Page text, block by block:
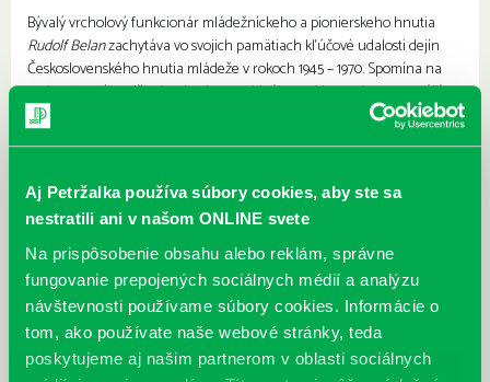
Aj Petržalka používa súbory cookies, aby ste sa
nestratili ani v našom ONLINE svete
Na prispôsobenie obsahu alebo reklám, správne
fungovanie prepojených sociálnych médií a analýzu
návštevnosti používame súbory cookies. Informácie o
tom, ako používate naše webové stránky, teda
poskytujeme aj našim partnerom v oblasti sociálnych
Bývalý vrcholový funkcionár mládežníckeho a pionierskeho hnutia
Rudolf Belanzachytáva vo svojich pamätiach kľúčové udalosti dejín
Československého hnutia mládeže v rokoch 1945 – 1970. Spomína na
svoje prvotné nadšenie, ale aj stratu ideálov a sklamanie z represálií v
50. rokoch či okupáciu Československa v auguste 1968. Autor si
nenárokuje na úplnosť, ani objektívnosť hodnotenia daného obdobia.